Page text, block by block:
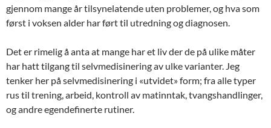
gjennom mange år tilsynelatende uten problemer, og hva som
først i voksen alder har ført til utredning og diagnosen.
Det er rimelig å anta at mange har et liv der de på ulike måter
har hatt tilgang til selvmedisinering av ulke varianter. Jeg
tenker her på selvmedisinering i «utvidet» form; fra alle typer
rus til trening, arbeid, kontroll av matinntak, tvangshandlinger,
og andre egendefinerte rutiner.